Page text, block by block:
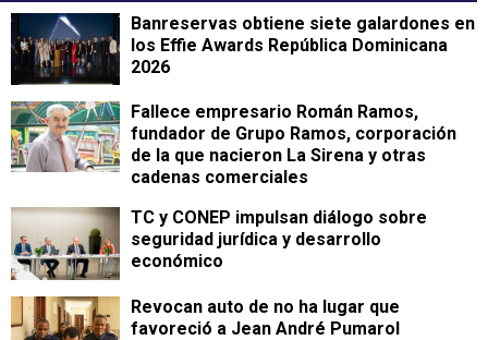
Banreservas obtiene siete galardones en
los Effie Awards República Dominicana
2026
Fallece empresario Román Ramos,
fundador de Grupo Ramos, corporación
de la que nacieron La Sirena y otras
cadenas comerciales
TC y CONEP impulsan diálogo sobre
seguridad jurídica y desarrollo
económico
Revocan auto de no ha lugar que
favoreció a Jean André Pumarol